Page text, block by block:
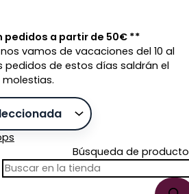
pedidos a partir de 50€ **
vamos de vacaciones del 10 al
pedidos de estos días saldrán el
molestias.
Búsqueda de